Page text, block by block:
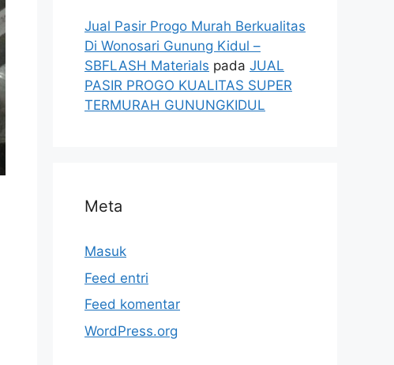
Jual Pasir Progo Murah Berkualitas
Di Wonosari Gunung Kidul –
SBFLASH Materials pada JUAL
PASIR PROGO KUALITAS SUPER
TERMURAH GUNUNGKIDUL
Meta
Masuk
Feed entri
Feed komentar
WordPress.org